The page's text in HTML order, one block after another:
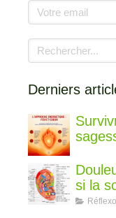
Votre email
Rechercher
Derniers
frais
si la
votre